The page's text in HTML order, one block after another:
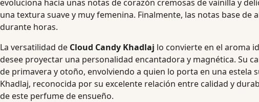
evoluciona hacia unas notas de corazón cremosas de vainilla y
una textura suave y muy femenina. Finalmente, las notas base
durante horas.
La versatilidad de Cloud Candy Khadlaj lo convierte en el aroma
desee proyectar una personalidad encantadora y magnética. Su
de primavera y otoño, envolviendo a quien lo porta en una estela
Khadlaj, reconocida por su excelente relación entre calidad y
de este perfume de ensueño.